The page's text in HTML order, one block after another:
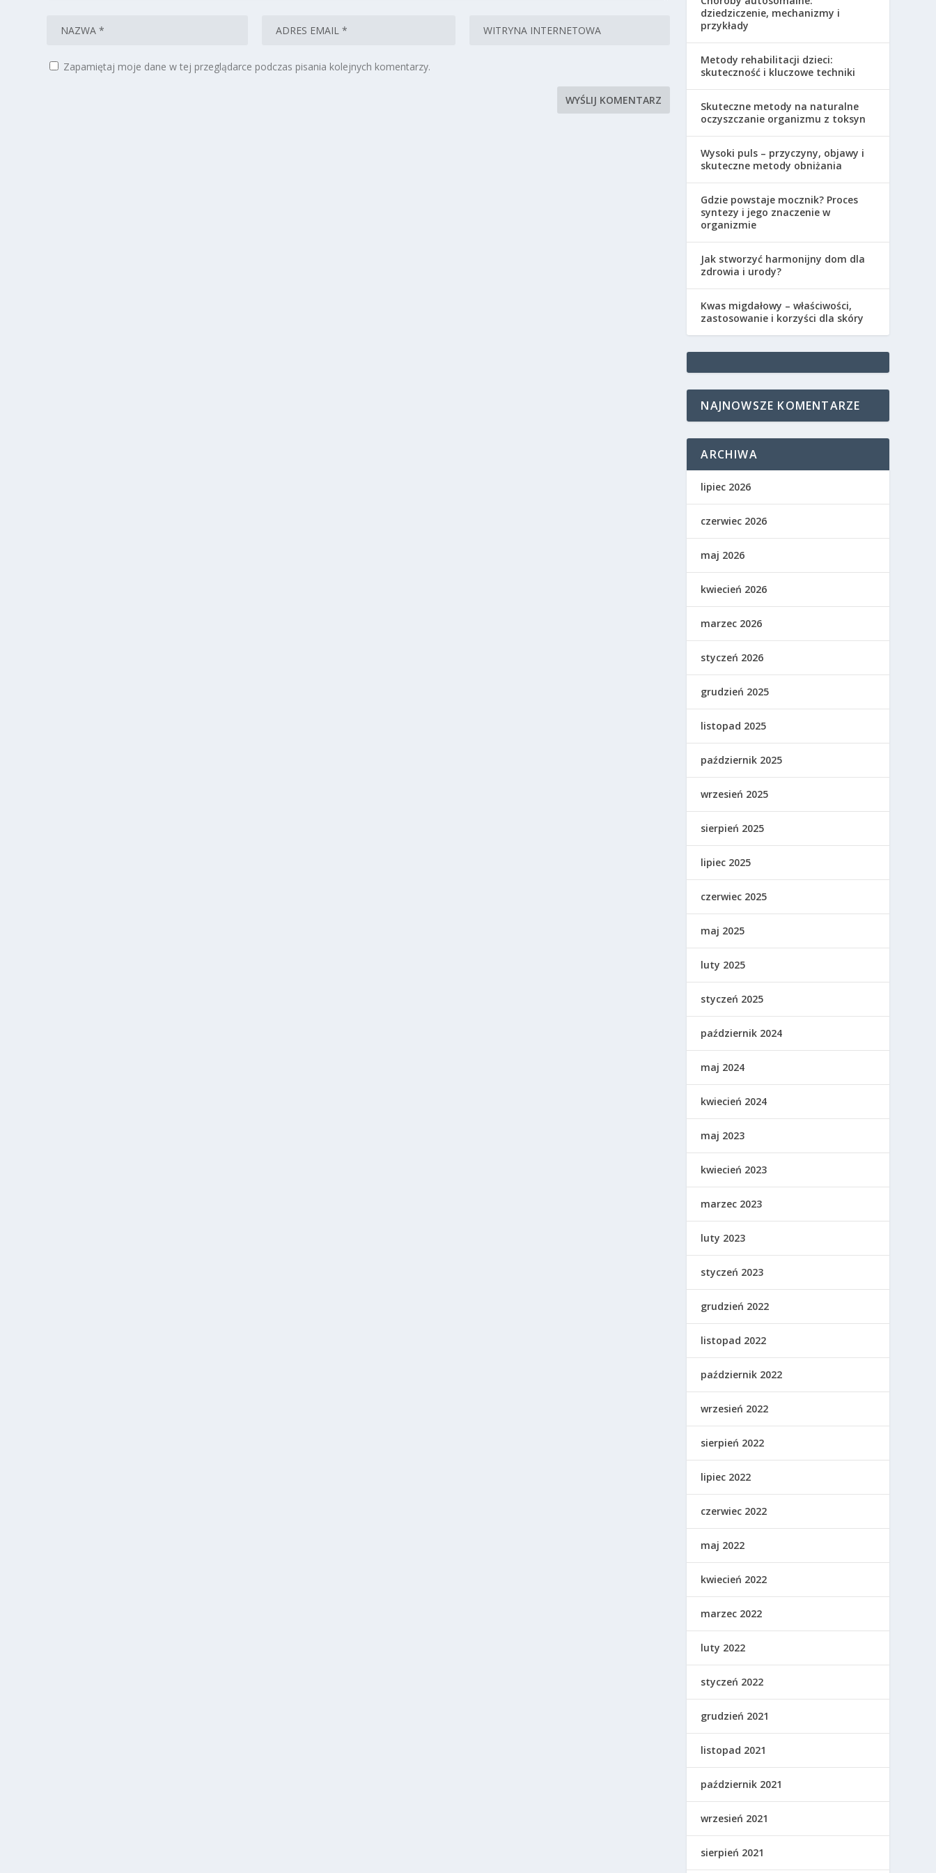
Zapamiętaj moje dane w tej przeglądarce podczas pisania kolejnych komentarzy.
dziedziczenie, mechanizmy i
przykłady
Metody rehabilitacji dzieci:
skuteczność i kluczowe techniki
Skuteczne metody na naturalne
oczyszczanie organizmu z toksyn
Wysoki puls – przyczyny, objawy i
skuteczne metody obniżania
Gdzie powstaje mocznik? Proces
syntezy i jego znaczenie w
organizmie
Jak stworzyć harmonijny dom dla
zdrowia i urody?
Kwas migdałowy – właściwości,
zastosowanie i korzyści dla skóry
NAJNOWSZE KOMENTARZE
ARCHIWA
lipiec 2026
czerwiec 2026
maj 2026
kwiecień 2026
marzec 2026
styczeń 2026
grudzień 2025
listopad 2025
październik 2025
wrzesień 2025
sierpień 2025
lipiec 2025
czerwiec 2025
maj 2025
luty 2025
styczeń 2025
październik 2024
maj 2024
kwiecień 2024
maj 2023
kwiecień 2023
marzec 2023
luty 2023
styczeń 2023
grudzień 2022
listopad 2022
październik 2022
wrzesień 2022
sierpień 2022
lipiec 2022
czerwiec 2022
maj 2022
kwiecień 2022
marzec 2022
luty 2022
styczeń 2022
grudzień 2021
listopad 2021
październik 2021
wrzesień 2021
sierpień 2021